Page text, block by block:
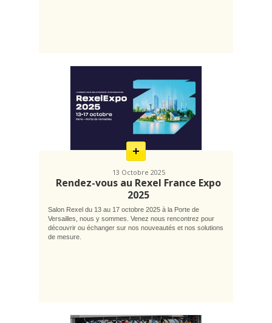
En
savoir
13 Octobre 2025
Rendez-vous au Rexel France Expo
2025
Salon Rexel du 13 au 17 octobre 2025 à la Porte de
Versailles, nous y sommes. Venez nous rencontrez pour
découvrir ou échanger sur nos nouveautés et nos solutions
de mesure.